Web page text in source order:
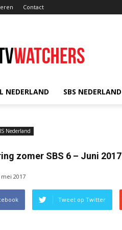
Contact
NEDERLAND SBS NEDERLAND
Nederland
zomer SBS 6 – Juni 2017
mei 2017
Tweet op Twitter